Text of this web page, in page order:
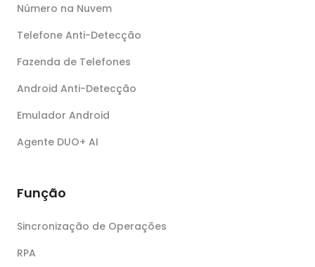
Número na Nuvem
Telefone Anti-Detecção
Fazenda de Telefones
Android Anti-Detecção
Emulador Android
Agente DUO+ AI
Função
Sincronização de Operações
RPA